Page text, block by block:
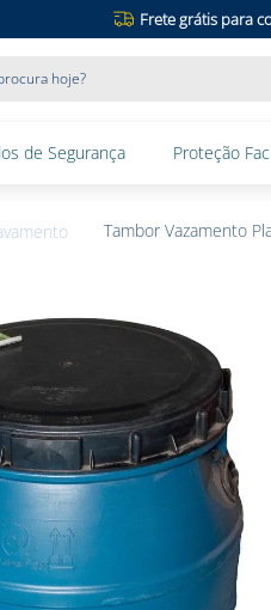
Frete grátis para
de Segurança Proteção
Tambor Vazamento